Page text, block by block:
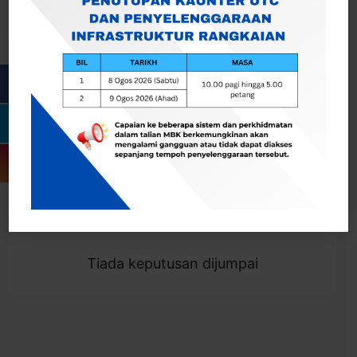
Togol Penapis
Showing 0 result
Tiada keputusan dijumpai